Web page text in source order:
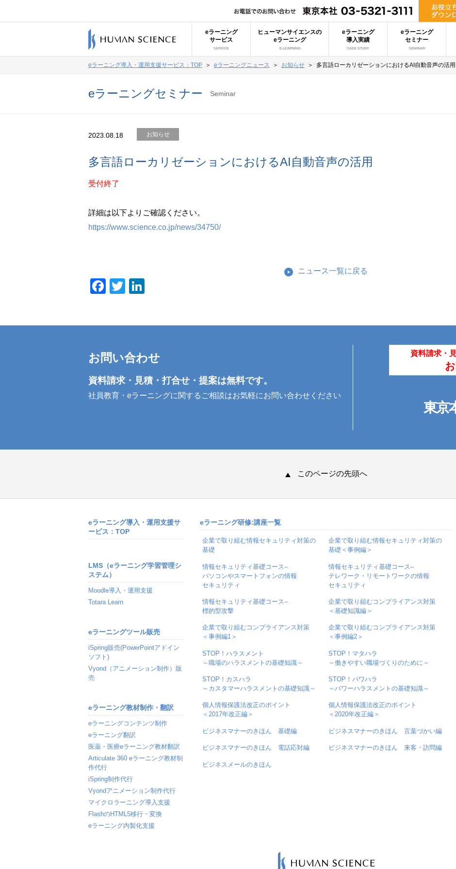
eラーニング
サービス
SERVICE
ヒューマンサイエンスの
eラーニング
E-LEARNING
eラーニング
導入実績
CASE STUDY
eラーニング
セミナー
SEMINAR
eラーニング導入・運用支援サービス：TOP ＞ eラーニングニュース ＞ お知らせ ＞ 多言語ローカリゼーションにおけるAI自動音声の活用
eラーニングセミナー Seminar
2023.08.18 お知らせ
多言語ローカリゼーションにおけるAI自動音声の活用
受付終了
詳細は以下よりご確認ください。
https://www.science.co.jp/news/34750/
ニュース一覧に戻る
Facebook
Twitter
お問い合わせ
資料請求・見積・打合せ・提案は無料です。
社員教育・eラーニングに関するご相談はお気軽にお問い合わせください
資料請求・
東京
このページの先頭へ
eラーニング導入・運用支援サ
ービス：TOP
LMS（eラーニング学習管理シ
ステム）
Moodle導入・運用支援
Totara Learn
eラーニングツール販売
iSpring販売(PowerPointアドイン
ソフト)
Vyond（アニメーション制作）販
売
eラーニング教材制作・翻訳
eラーニングコンテンツ制作
eラーニング翻訳
医薬・医療eラーニング教材翻訳
Articulate 360 eラーニング教材制
作代行
iSpring制作代行
Vyondアニメーション制作代行
マイクロラーニング導入支援
FlashのHTML5移行・変換
eラーニング内製化支援
eラーニング研修:講座一覧
企業で取り組む情報セキュリティ対策の
基礎
企業で取り組む情報セキュリティ対策の
基礎＜事例編＞
情報セキュリティ基礎コース–
パソコンやスマートフォンの情報
セキュリティ
情報セキュリティ基礎コース–
テレワーク・リモートワークの情報
セキュリティ
情報セキュリティ基礎コース–
標的型攻撃
企業で取り組むコンプライアンス対策
＜基礎知識編＞
企業で取り組むコンプライアンス対策
＜事例編1＞
企業で取り組むコンプライアンス対策
＜事例編2＞
STOP！ハラスメント
～職場のハラスメントの基礎知識～
STOP！マタハラ
～働きやすい職場づくりのために～
STOP！カスハラ
～カスタマーハラスメントの基礎知識～
STOP！パワハラ
～パワーハラスメントの基礎知識～
個人情報保護法改正のポイント
＜2017年改正編＞
個人情報保護法改正のポイント
＜2020年改正編＞
ビジネスマナーのきほん 基礎編 ビジネスマナーのきほん 言葉づかい編
ビジネスマナーのきほん 電話応対編 ビジネスマナーのきほん 来客・訪問編
ビジネスメールのきほん